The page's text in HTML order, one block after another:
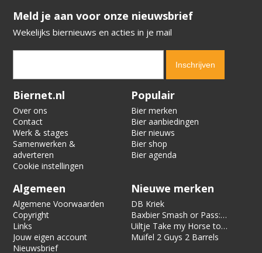
​​​​​​​Meld je aan voor onze nieuwsbrief
Wekelijks biernieuws en acties in je mail
Verification code:
Biernet.nl
Over ons
Contact
Werk & stages
Samenwerken &
adverteren
Cookie instellingen
Populair
Bier merken
Bier aanbiedingen
Bier nieuws
Bier shop
Bier agenda
Algemeen
Algemene Voorwaarden
Copyright
Links
Jouw eigen account
Nieuwsbrief
Nieuwe merken
DB Kriek
Baxbier Smash or Pass:
Strata
Uiltje Take my Horse to
the Hotel Room
Muifel 2 Guys 2 Barrels